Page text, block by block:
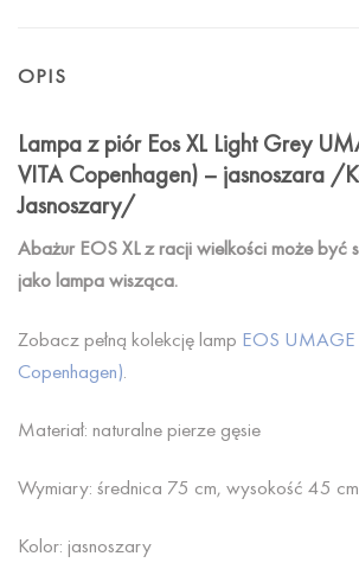
OPIS
Lampa z piór Eos XL Light Grey
VITA Copenhagen) – jasnoszara /
Jasnoszary/
Abażur EOS XL z racji wielkości może być
jako lampa wisząca.
Zobacz pełną kolekcję lamp EOS
Copenhagen).
Materiał: naturalne pierze gęsie
Wymiary: średnica 75 cm, wysokość 45 cm
Kolor: jasnoszary